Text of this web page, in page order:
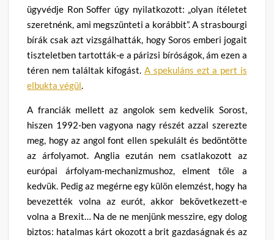
ügyvédje Ron Soffer úgy nyilatkozott: „olyan ítéletet
szeretnénk, ami megszünteti a korábbit”. A strasbourgi
bírák csak azt vizsgálhatták, hogy Soros emberi jogait
tiszteletben tartották-e a párizsi bíróságok, ám ezen a
téren nem találtak kifogást.A spekuláns ezt a pert is
elbukta végül.
A franciák mellett az angolok sem kedvelik Sorost,
hiszen 1992-ben vagyona nagy részét azzal szerezte
meg, hogy az angol font ellen spekulált és bedöntötte
az árfolyamot. Anglia ezután nem csatlakozott az
európai árfolyam-mechanizmushoz, elment tőle a
kedvük. Pedig az megérne egy külön elemzést, hogy ha
bevezették volna az eurót, akkor bekövetkezett-e
volna a Brexit… Na de ne menjünk messzire, egy dolog
biztos: hatalmas kárt okozott a brit gazdaságnak és az